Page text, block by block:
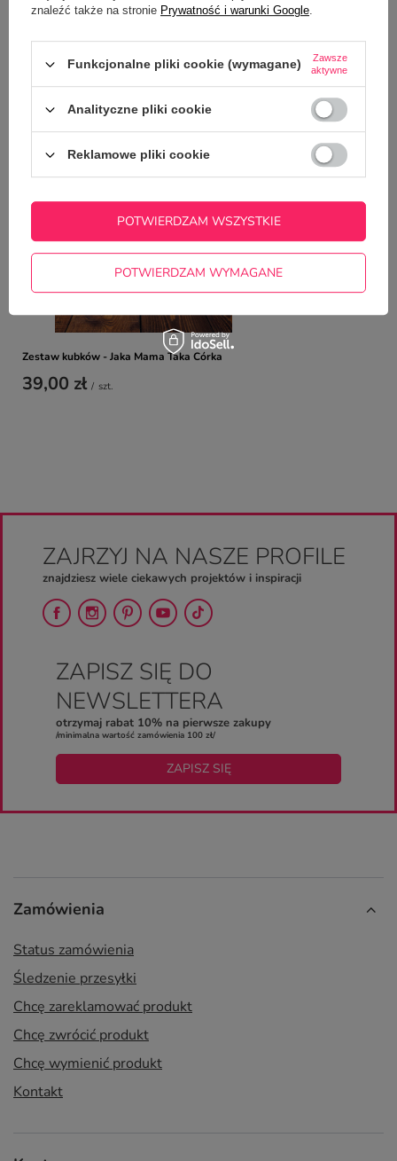
Zadaj pytanie a my odpowiemy
niezwłocznie, najciekawsze pytania i
ZADAJ PYTANIE
NAJCZĘŚCIEJ KUPOWANE Z
TYM TOWAREM
Zestaw kubków - Jaka Mama Taka Córka
39,00 zł / szt.
Świateczny kubek
ZAJRZYJ NA NASZE PROFILE
znajdziesz wiele ciekawych projektów i inspiracji
ZAPISZ SIĘ DO
NEWSLETTERA
otrzymaj rabat 10% na pierwsze zakupy
/minimalna wartość zamówienia 100 zł/
ZAPISZ SIĘ
Zamówienia
Status zamówienia
Śledzenie przesyłki
Chcę zareklamować produkt
Chcę zwrócić produkt
Chcę wymienić produkt
Kontakt
znaleźć także na stronie Prywatność i warunki Google.
Funkcjonalne pliki cookie (wymagane)
Zawsze
aktywne
Analityczne pliki cookie
Reklamowe pliki cookie
POTWIERDZAM WYMAGANE
POTWIERDZAM WSZYSTKIE